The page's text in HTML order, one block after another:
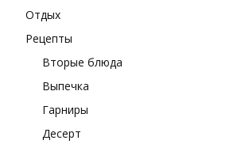
Отдых
Рецепты
Вторые блюда
Выпечка
Гарниры
Десерт